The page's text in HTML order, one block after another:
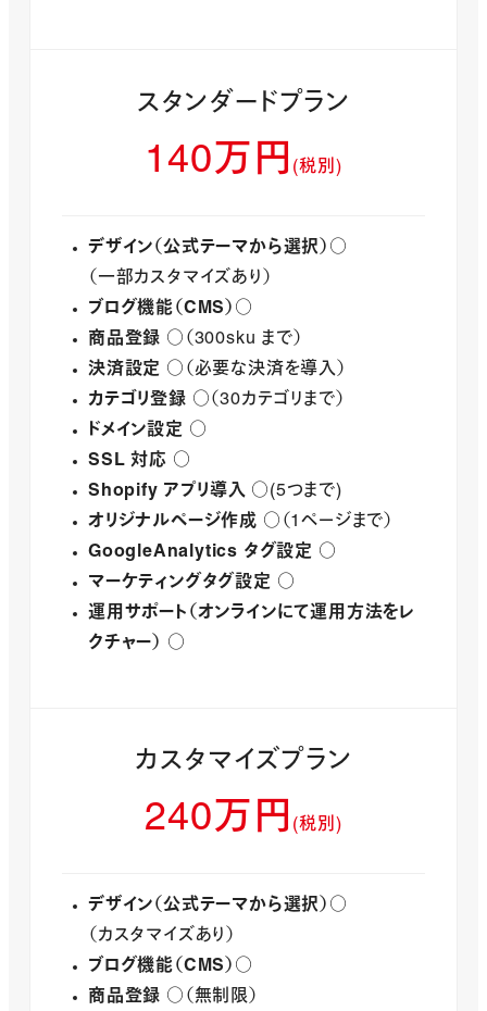
スタンダードプラン
140万円 (税別 )
デザイン（公式テーマから選択） ○
（一部カスタマイズあり）
ブログ機能（CMS） ○
商品登録 ○（300sku まで）
決済設定 ○（必要な決済を導入）
カテゴリ登録 ○（30カテゴリまで）
ドメイン設定 ○
SSL 対応 ○
Shopify アプリ導入 ○(5つまで)
オリジナルページ作成 ○（1ページまで）
GoogleAnalytics タグ設定 ○
マーケティングタグ設定 ○
運用サポート（オンラインにて運用方法をレ
クチャー）
○
カスタマイズプラン
240万円 (税別 )
デザイン（公式テーマから選択） ○
（カスタマイズあり）
ブログ機能（CMS） ○
商品登録 ○（無制限）